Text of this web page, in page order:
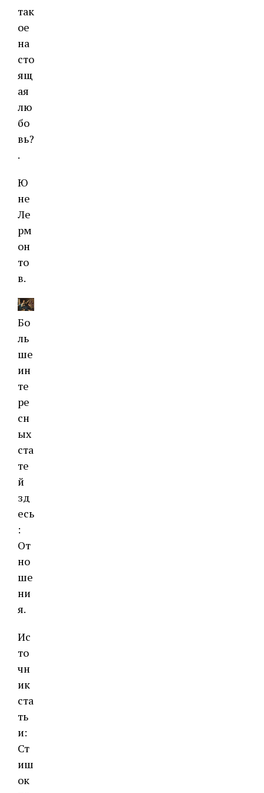
так
ое
на
сто
ящ
ая
лю
бо
вь?
.
Ю
не
Ле
рм
он
то
в.
Бо
ль
ше
ин
те
ре
сн
ых
ста
те
й
зд
есь
:
От
но
ше
ни
я.
Ис
то
чн
ик
ста
ть
и:
Ст
иш
ок